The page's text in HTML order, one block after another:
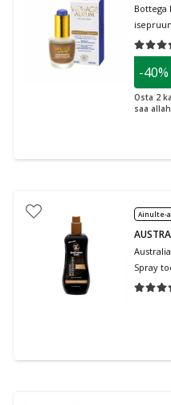
Bottega
Keskmine
-40%
Osta 2
saa
Ainult e-
Spray
Keskmine